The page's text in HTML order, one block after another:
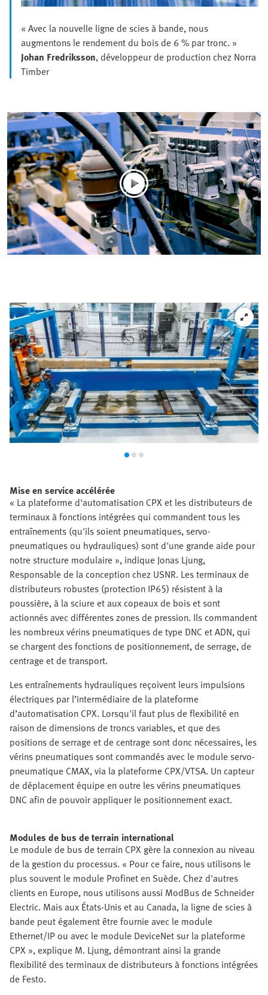
« Avec la nouvelle ligne de scies à bande, nous
augmentons le rendement du bois de 6 % par tronc. »
Johan Fredriksson, développeur de production chez Norra
Timber
Mise en service accélérée
« La plateforme d'automatisation CPX et les distributeurs de
terminaux à fonctions intégrées qui commandent tous les
entraînements (qu'ils soient pneumatiques, servo-
pneumatiques ou hydrauliques) sont d'une grande aide pour
notre structure modulaire », indique Jonas Ljung,
Responsable de la conception chez USNR. Les terminaux de
distributeurs robustes (protection IP65) résistent à la
poussière, à la sciure et aux copeaux de bois et sont
actionnés avec différentes zones de pression. Ils commandent
les nombreux vérins pneumatiques de type DNC et ADN, qui
se chargent des fonctions de positionnement, de serrage, de
centrage et de transport.
Les entraînements hydrauliques reçoivent leurs impulsions
électriques par l’intermédiaire de la plateforme
d’automatisation CPX. Lorsqu'il faut plus de flexibilité en
raison de dimensions de troncs variables, et que des
positions de serrage et de centrage sont donc nécessaires, les
vérins pneumatiques sont commandés avec le module servo-
pneumatique CMAX, via la plateforme CPX/VTSA. Un capteur
de déplacement équipe en outre les vérins pneumatiques
DNC afin de pouvoir appliquer le positionnement exact.
Modules de bus de terrain international
Le module de bus de terrain CPX gère la connexion au niveau
de la gestion du processus. « Pour ce faire, nous utilisons le
plus souvent le module Profinet en Suède. Chez d'autres
clients en Europe, nous utilisons aussi ModBus de Schneider
Electric. Mais aux États-Unis et au Canada, la ligne de scies à
bande peut également être fournie avec le module
Ethernet/IP ou avec le module DeviceNet sur la plateforme
CPX », explique M. Ljung, démontrant ainsi la grande
flexibilité des terminaux de distributeurs à fonctions intégrées
de Festo.